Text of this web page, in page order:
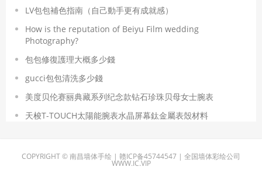
​LV包包補色指南（自己動手更有成就感）
How is the reputation of Beiyu Film wedding
Photography?
​包包修復護理大概多少錢
​gucci包包清洗多少錢
美度贝伦赛丽典藏系列纪念款钻石珍珠贝母女士腕表
天梭T-TOUCH太陽能腕表水晶屏幕鈦金屬表殼材料
COPYRIGHT © 南昌墙体手绘 | 赣ICP备45744547 | 全国墙体彩绘公司
WWW.IC.VIP